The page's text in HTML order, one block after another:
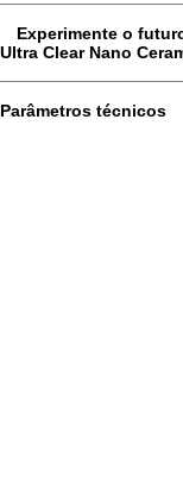
Experimente o
Ultra Clear Nano
Parâmetros técnicos